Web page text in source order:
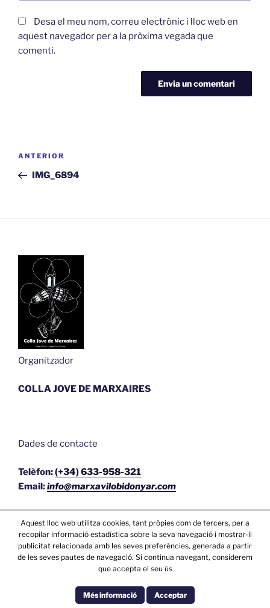
Desa el meu nom, correu electrònic i lloc web en
aquest navegador per a la pròxima vegada que
comenti.
Navegació
Entrada
anterior
ANTERIOR
IMG_6894
Organitzador
COLLA JOVE DE MARXAIRES
Dades de contacte
Telèfon:(+34) 633-958-321
Email:info@marxavilobidonyar.com
Aquest lloc web utilitza cookies, tant pròpies com de tercers, per a
recopilar informació estadística sobre la seva navegació i mostrar-li
publicitat relacionada amb les seves preferències, generada a partir
de les seves pautes de navegació. Si continua navegant, considerem
que accepta el seu ús
Més informació Acceptar